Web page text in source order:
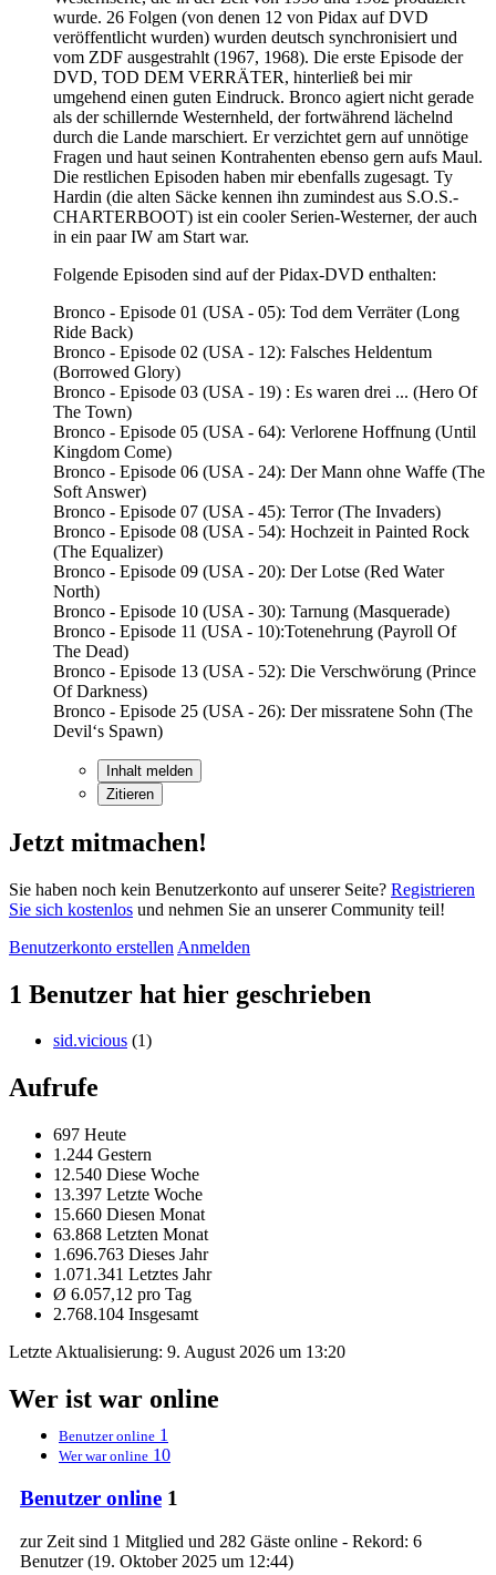
wurde. 26 Folgen (von denen 12 von Pidax auf DVD
veröffentlicht wurden) wurden deutsch synchronisiert und
vom ZDF ausgestrahlt (1967, 1968). Die erste Episode der
DVD, TOD DEM VERRÄTER, hinterließ bei mir
umgehend einen guten Eindruck. Bronco agiert nicht gerade
als der schillernde Westernheld, der fortwährend lächelnd
durch die Lande marschiert. Er verzichtet gern auf unnötige
Fragen und haut seinen Kontrahenten ebenso gern aufs Maul.
Die restlichen Episoden haben mir ebenfalls zugesagt. Ty
Hardin (die alten Säcke kennen ihn zumindest aus S.O.S.-
CHARTERBOOT) ist ein cooler Serien-Westerner, der auch
in ein paar IW am Start war.
Folgende Episoden sind auf der Pidax-DVD enthalten:
Bronco - Episode 01 (USA - 05): Tod dem Verräter (Long
Ride Back)
Bronco - Episode 02 (USA - 12): Falsches Heldentum
(Borrowed Glory)
Bronco - Episode 03 (USA - 19) : Es waren drei ... (Hero Of
The Town)
Bronco - Episode 05 (USA - 64): Verlorene Hoffnung (Until
Kingdom Come)
Bronco - Episode 06 (USA - 24): Der Mann ohne Waffe (The
Soft Answer)
Bronco - Episode 07 (USA - 45): Terror (The Invaders)
Bronco - Episode 08 (USA - 54): Hochzeit in Painted Rock
(The Equalizer)
Bronco - Episode 09 (USA - 20): Der Lotse (Red Water
North)
Bronco - Episode 10 (USA - 30): Tarnung (Masquerade)
Bronco - Episode 11 (USA - 10):Totenehrung (Payroll Of
The Dead)
Bronco - Episode 13 (USA - 52): Die Verschwörung (Prince
Of Darkness)
Bronco - Episode 25 (USA - 26): Der missratene Sohn (The
Devil‘s Spawn)
Inhalt melden
Zitieren
Jetzt mitmachen!
Sie haben noch kein Benutzerkonto auf unserer Seite? Registrieren
Sie sich kostenlos und nehmen Sie an unserer Community teil!
Benutzerkonto erstellen Anmelden
1 Benutzer hat hier geschrieben
sid.vicious (1)
Aufrufe
697 Heute
1.244 Gestern
12.540 Diese Woche
13.397 Letzte Woche
15.660 Diesen Monat
63.868 Letzten Monat
1.696.763 Dieses Jahr
1.071.341 Letztes Jahr
Ø 6.057,12 pro Tag
2.768.104 Insgesamt
Letzte Aktualisierung: 9. August 2026 um 13:20
Wer ist war online
Benutzer online 1
Wer war online 10
Benutzer online 1
zur Zeit sind 1 Mitglied und 282 Gäste online - Rekord: 6
Benutzer (19. Oktober 2025 um 12:44)